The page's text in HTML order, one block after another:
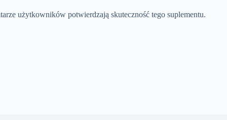
użytkowników potwierdzają skuteczność tego suplementu.